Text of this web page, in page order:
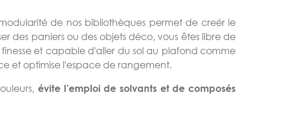
de nos bibliothèques permet de creér le
des paniers ou des objets déco, vous êtes libre de
et capable d'aller du sol au plafond comme
et optimise l'espace de rangement.
évite l’emploi de solvants et de composés